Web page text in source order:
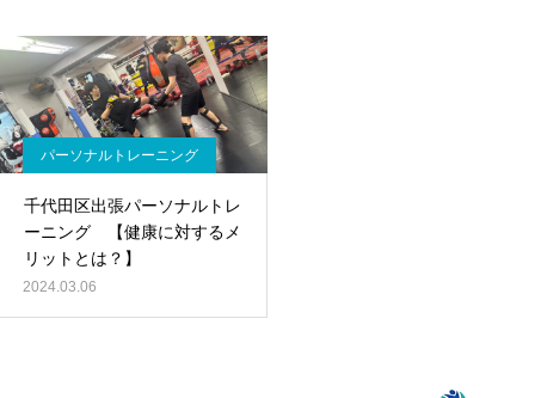
が消費カロリーと週の回数
で答えます
パーソナルトレーニング
千代田区出張パーソナルトレ
ーニング 【健康に対するメ
リットとは？】
2024.03.06